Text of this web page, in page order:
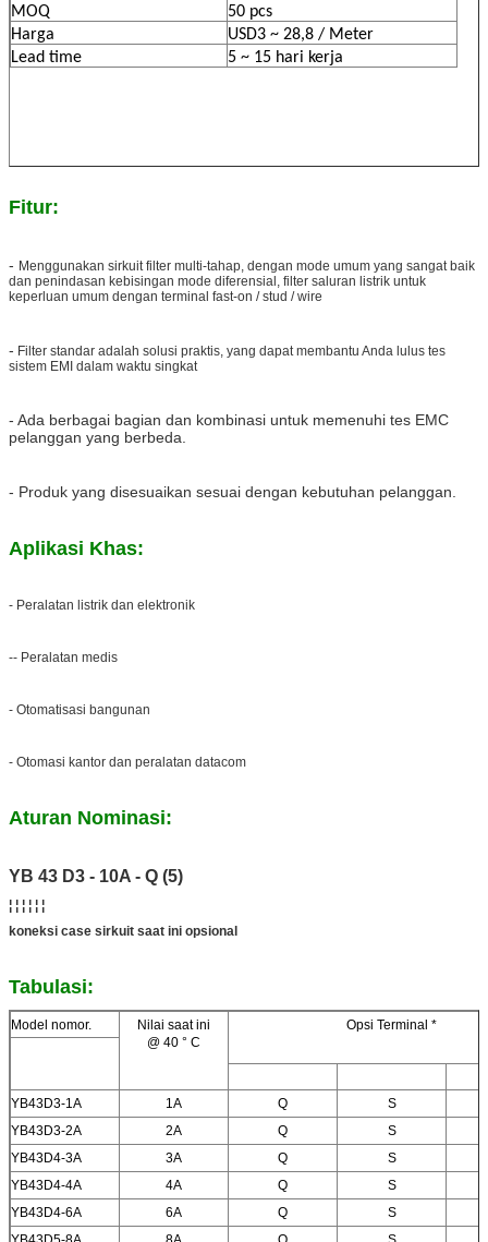
MOQ
50 pcs
Harga
USD3 ~ 28,8 / Meter
Lead time
5 ~ 15 hari kerja
Fitur:
- Menggunakan sirkuit filter multi-tahap, dengan mode umum yang sangat baik
dan penindasan kebisingan mode diferensial, filter saluran listrik untuk
keperluan umum dengan terminal fast-on / stud / wire
- Filter standar adalah solusi praktis, yang dapat membantu Anda lulus tes
sistem EMI dalam waktu singkat
- Ada berbagai bagian dan kombinasi untuk memenuhi tes EMC
pelanggan yang berbeda.
- Produk yang disesuaikan sesuai dengan kebutuhan pelanggan.
Aplikasi Khas:
- Peralatan listrik dan elektronik
-- Peralatan medis
- Otomatisasi bangunan
- Otomasi kantor dan peralatan datacom
Aturan Nominasi:
YB 43 D3 - 10A - Q (5)
¦ ¦ ¦ ¦ ¦ ¦
koneksi case sirkuit saat ini opsional
Tabulasi:
Model nomor.
Nilai saat ini
@ 40 ° C
Opsi Terminal *
YB43D3-1A 1A Q
S
YB43D3-2A
2A Q
S
YB43D4-3A
3A Q
S
YB43D4-4A
4A Q
S
YB43D4-6A
6A Q
S